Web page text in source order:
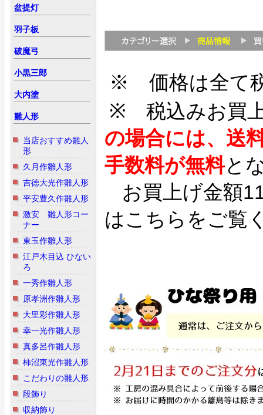
盆提灯
羽子板
破魔弓
小黒三郎
大内塗
雛人形
当店おすすめ雛人
形
久月作雛人形
吉徳大光作雛人形
平安豊久作雛人形
激安 雛人形コー
ナー
東玉作雛人形
江戸木目込 ひない
ろ
一秀作雛人形
原孝洲作雛人形
大里彩作雛人形
幸一光作雛人形
真多呂作雛人形
柿沼東光作雛人形
こだわりの雛人形
段飾り
収納飾り
※ 価格は全て
※ 税込みお買
の場合には、送
手数料が無料と
お買上げ金額
はこちらをご覧